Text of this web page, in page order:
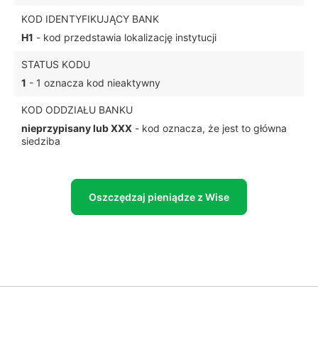
KOD IDENTYFIKUJĄCY BANK
H1 - kod przedstawia lokalizację instytucji
STATUS KODU
1 - 1 oznacza kod nieaktywny
KOD ODDZIAŁU BANKU
nieprzypisany lub XXX - kod oznacza, że jest to główna
siedziba
Oszczędzaj pieniądze z Wise